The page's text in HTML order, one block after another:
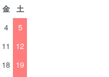
金
土
4
5
11
12
18 19